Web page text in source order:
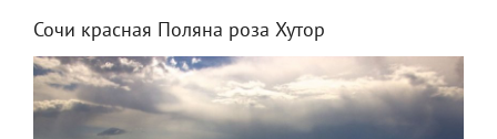
Сочи красная Поляна роза Хутор